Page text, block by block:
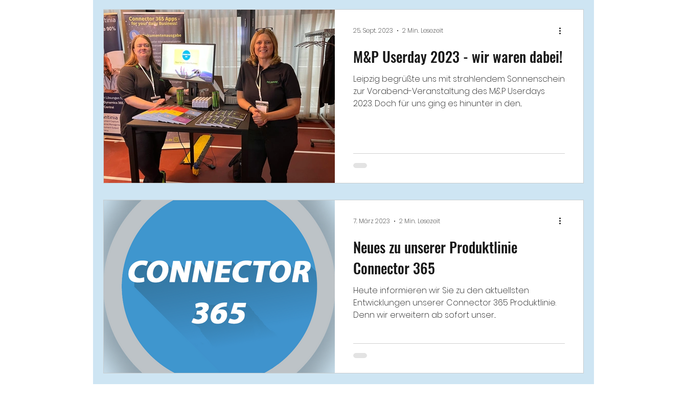
M&P Userday 2023 - wir waren dabei!
Leipzig begrüßte uns mit strahlendem Sonnenschein
zur Vorabend-Veranstaltung des M&P Userdays
2023. Doch für uns ging es hinunter in den...
25. Sept. 2023 2 Min. Lesezeit
Neues zu unserer Produktlinie
Connector 365
Heute informieren wir Sie zu den aktuellsten
Entwicklungen unserer Connector 365 Produktlinie.
Denn wir erweitern ab sofort unser...
7. März 2023 2 Min. Lesezeit